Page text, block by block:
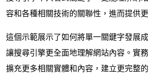
容和各種相關技術的關聯性，進而提供
這個示範展示了如何將單一關鍵字發展
讓搜尋引擎更全面地理解網站內容。實
擴充更多相關實體和內容，建立更完整